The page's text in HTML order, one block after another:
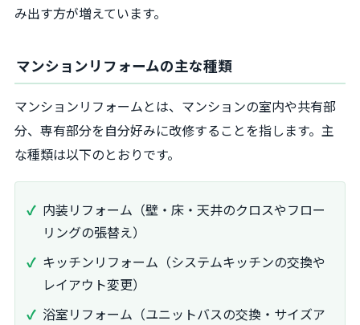
み出す方が増えています。
マンションリフォームの主な種類
マンションリフォームとは、マンションの室内や共有部
分、専有部分を自分好みに改修することを指します。主
な種類は以下のとおりです。
内装リフォーム（壁・床・天井のクロスやフロー
リングの張替え）
キッチンリフォーム（システムキッチンの交換や
レイアウト変更）
浴室リフォーム（ユニットバスの交換・サイズア